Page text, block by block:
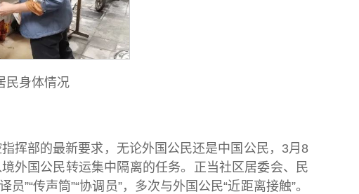
民身体情况
挥部的最新要求，无论外国公民还是中国公民，3月8
外国公民转运集中隔离的任务。正当社区居委会、民
”“传声筒”“协调员”，多次与外国公民“近距离接触”。